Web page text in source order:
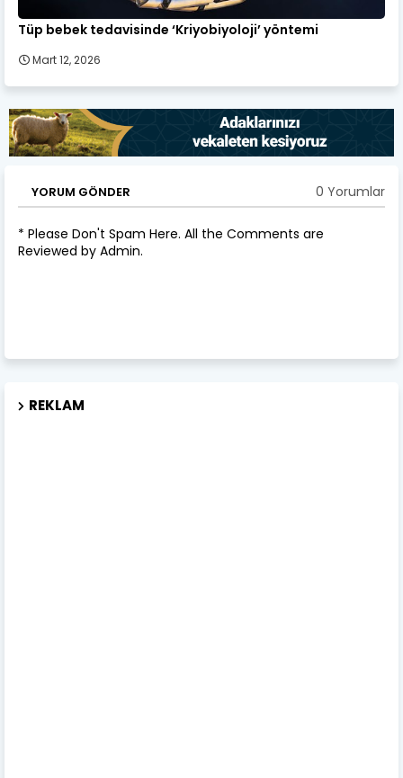
Tüp bebek tedavisinde ‘Kriyobiyoloji’ yöntemi
Mart 12, 2026
YORUM GÖNDER 0 Yorumlar
* Please Don't Spam Here. All the Comments are
Reviewed by Admin.
REKLAM